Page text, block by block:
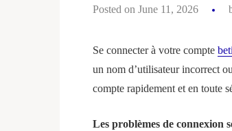
Posted on June 11, 2026
Se connecter à votre compte
un nom d’utilisateur incorrect
compte rapidement et en toute
Les problèmes de connexion